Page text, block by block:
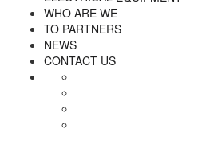
WHO ARE WE
TO PARTNERS
NEWS
CONTACT US